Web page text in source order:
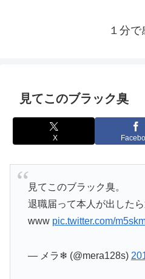
１分で
見てこのブラック臭
X
見てこのブラック臭。
退職届って本人が出した
www pic.twitter.com/
— メラ❄ (@mera128s)